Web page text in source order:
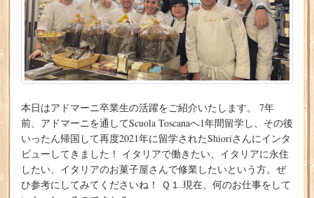
本日はアドマーニ卒業生の活躍をご紹介いたします。 7年
前、アドマーニを通してScuola Toscanaへ1年間留学し、その後
いったん帰国して再度2021年に留学されたShioriさんにインタ
ビューしてきました！ イタリアで働きたい、イタリアに永住
したい、イタリアのお菓子屋さんで修業したいという方。ぜ
ひ参考にしてみてくださいね！ Ｑ１.現在、何のお仕事をして